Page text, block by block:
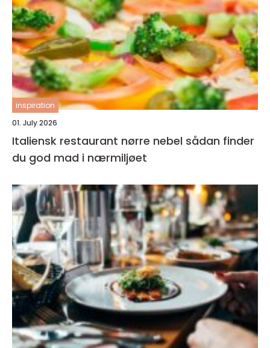
inspiration
01. July 2026
Italiensk restaurant nørre nebel sådan finder
du god mad i nærmiljøet